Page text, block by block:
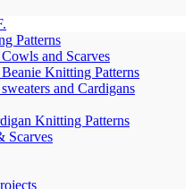
Patterns
and Scarves
Beanie Knitting Patterns
and Cardigans
Knitting Patterns
Scarves